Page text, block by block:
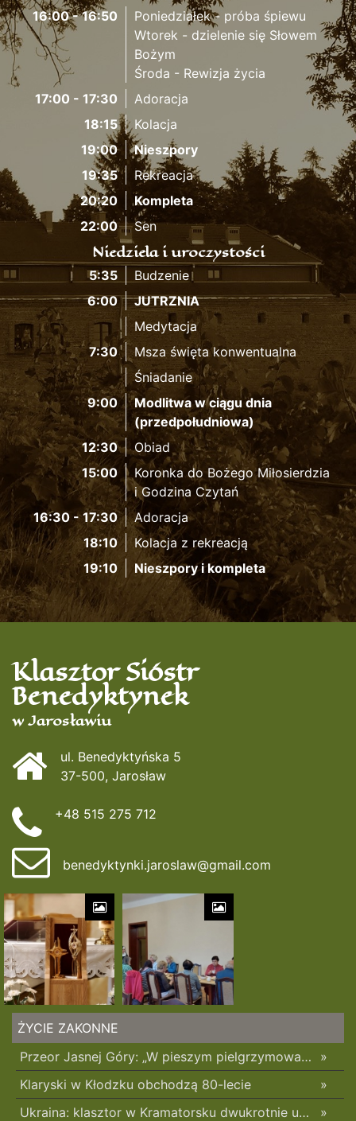
16:00 - 16:50
Poniedziałek - próba śpiewu
Wtorek - dzielenie się Słowem
Bożym
Środa - Rewizja życia
17:00 - 17:30
Adoracja
18:15
Kolacja
19:00
Nieszpory
19:35
Rekreacja
20:20
Kompleta
22:00
Sen
Niedziela i uroczystości
5:35
Budzenie
6:00
JUTRZNIA
Medytacja
7:30
Msza święta konwentualna
Śniadanie
9:00
Modlitwa w ciągu dnia
(przedpołudniowa)
12:30
Obiad
15:00
Koronka do Bożego Miłosierdzia
i Godzina Czytań
16:30 - 17:30
Adoracja
18:10
Kolacja z rekreacją
19:10
Nieszpory i kompleta
Klasztor Sióstr
Benedyktynek
w Jarosławiu
ul. Benedyktyńska 5
37-500, Jarosław
+48 515 275 712
benedyktynki.jaroslaw@gmail.com
ŻYCIE ZAKONNE
»
Przeor Jasnej Góry: „W pieszym pielgrzymowaniu jest coś niezwykłego”
»
Klaryski w Kłodzku obchodzą 80-lecie
»
Ukraina: klasztor w Kramatorsku dwukrotnie uszkodzony w ciągu trzech tygodni